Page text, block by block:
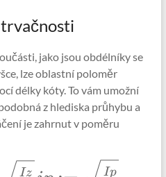
jako jsou obdélníky se
lze oblastní poloměr
délky kóty. To vám umožní
z hlediska průhybu a
je zahrnut v poměru
Iz
\Large
Ip